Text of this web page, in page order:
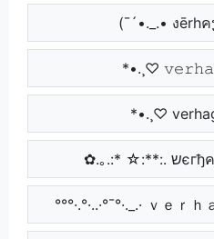
(¯´•._.• งērh
*•.¸♡
*•.¸♡
°°°·.°·..·°¯°·._.· ｖｅｒｈ